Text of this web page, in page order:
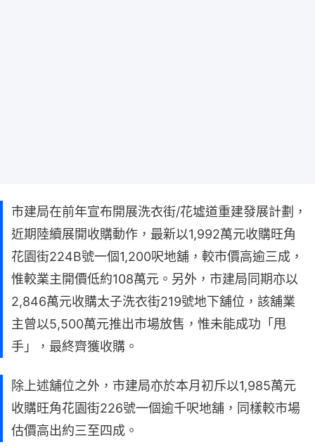
市建局在前年宣布開展洗衣街/花墟道重建發展計劃，
近期陸續展開收購動作，最新以1,992萬元收購旺角
花園街224B號一個1,200呎地舖，較市價高逾三成，
惟較業主開價低約108萬元。另外，市建局同期亦以
2,846萬元收購太子洗衣街219號地下舖位，該舖業
主曾以5,500萬元推出市場放售，惟未能成功「甩
手」，最終齊獲收購。
除上述舖位之外，市建局亦於本月初斥以1,985萬元
收購旺角花園街226號一個逾千呎地舖，同樣較市場
估價高出約三至四成。